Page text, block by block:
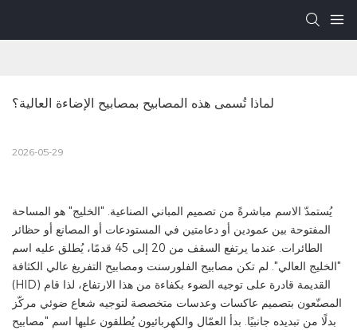
لماذا تُسمى هذه المصابيح بمصابيح الإضاءة العالية؟
2026-05-29
يُستمدّ الاسم مباشرةً من تصميم المباني الصناعية. "الخليج" هو المساحة
المفتوحة بين عمودين أو دعامتين في المستودعات أو المصانع أو حظائر
الطائرات. عندما يرتفع السقف من 20 إلى 45 قدمًا، يُطلق عليه اسم
"الخليج العالي". لم تكن مصابيح الفلورسنت ومصابيح التفريغ عالي الكثافة
(HID) القديمة قادرة على توجيه الضوء بكفاءة من هذا الارتفاع، لذا قام
المصنّعون بتصميم عاكسات وعدسات متخصصة لتوجيه شعاع ضوئي مركّز
بدلًا من تبديده جانبيًا. بدأ العمّال والكهربائيون يُطلقون عليها اسم "مصابيح